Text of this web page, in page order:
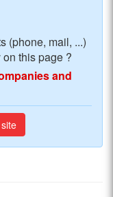
(phone, mail, ...)
this page ?
and